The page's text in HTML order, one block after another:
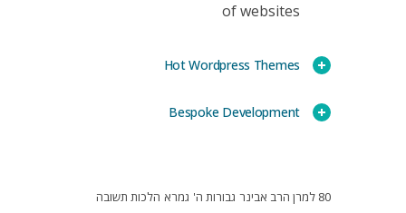
of websites
Hot Wordpress Themes
Bespoke Development
80 למרן הרב אבינר גבורות ה' גמרא הלכות תשובה